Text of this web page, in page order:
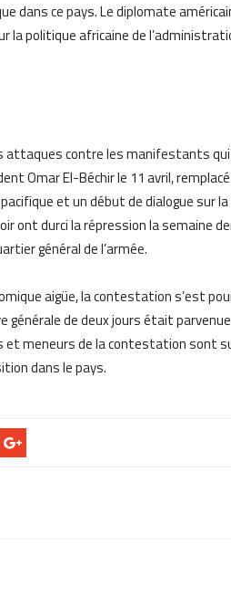
ce pays. Le diplomate
la politique africaine de
attaques contre les manifestants
Omar El-Béchir le 11 avril,
et un début de dialogue sur
ont durci la répression la semaine
général de l’armée.
aigüe, la contestation s’est
générale de deux jours était
meneurs de la contestation sont
dans le pays.